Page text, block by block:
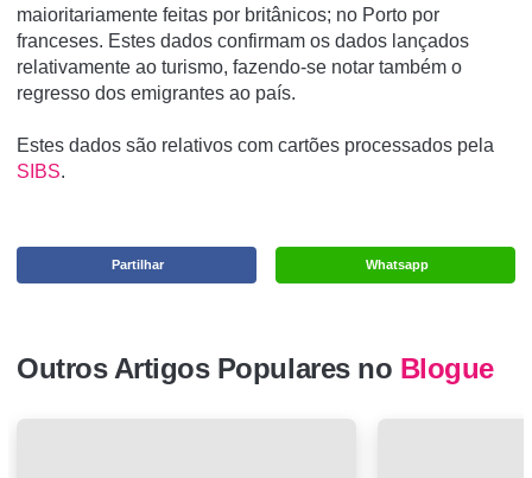
maioritariamente feitas por britânicos; no Porto por
franceses. Estes dados confirmam os dados lançados
relativamente ao turismo, fazendo-se notar também o
regresso dos emigrantes ao país.
Estes dados são relativos com cartões processados pela
SIBS.
Whatsapp
Partilhar
Outros Artigos Populares no Blogue